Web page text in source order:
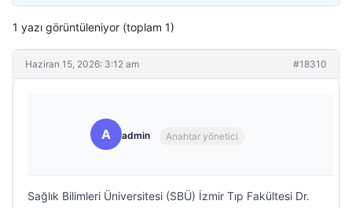
1 yazı görüntüleniyor (toplam 1)
Haziran 15, 2026: 3:12 am #18310
A admin Anahtar yönetici
Sağlık Bilimleri Üniversitesi (SBÜ) İzmir Tıp Fakültesi Dr.